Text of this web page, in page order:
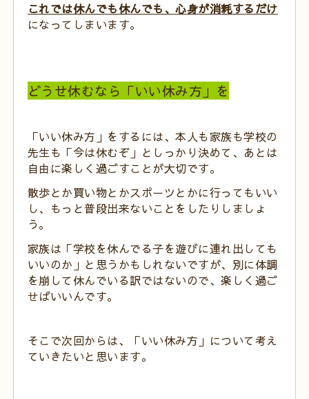
これでは休んでも休んでも、心身が消耗するだけ
になってしまいます。
どうせ休むなら「いい休み方」を
「いい休み方」をするには、本人も家族も学校の
先生も「今は休むぞ」としっかり決めて、あとは
自由に楽しく過ごすことが大切です。
散歩とか買い物とかスポーツとかに行ってもいい
し、もっと普段出来ないことをしたりしましょ
う。
家族は「学校を休んでる子を遊びに連れ出しても
いいのか」と思うかもしれないですが、別に体調
を崩して休んでいる訳ではないので、楽しく過ご
せばいいんです。
そこで次回からは、「いい休み方」について考え
ていきたいと思います。